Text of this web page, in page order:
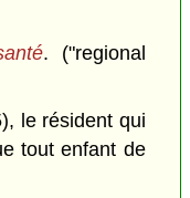
. ("regional
le résident qui
tout enfant de